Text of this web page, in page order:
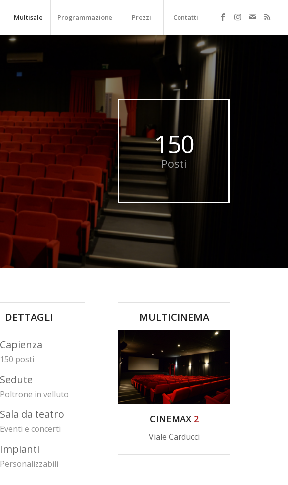
Multisale Programmazione Prezzi Contatti
150
Posti
DETTAGLI
Capienza
150 posti
Sedute
Poltrone in velluto
Sala da teatro
Eventi e concerti
Impianti
Personalizzabili
MULTICINEMA
CINEMAX 2
Viale Carducci